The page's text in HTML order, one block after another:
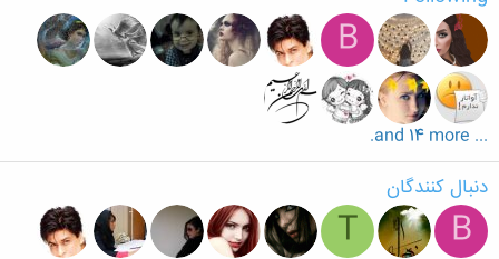
B
... and 14 more.
دنبال کنندگان
B
T